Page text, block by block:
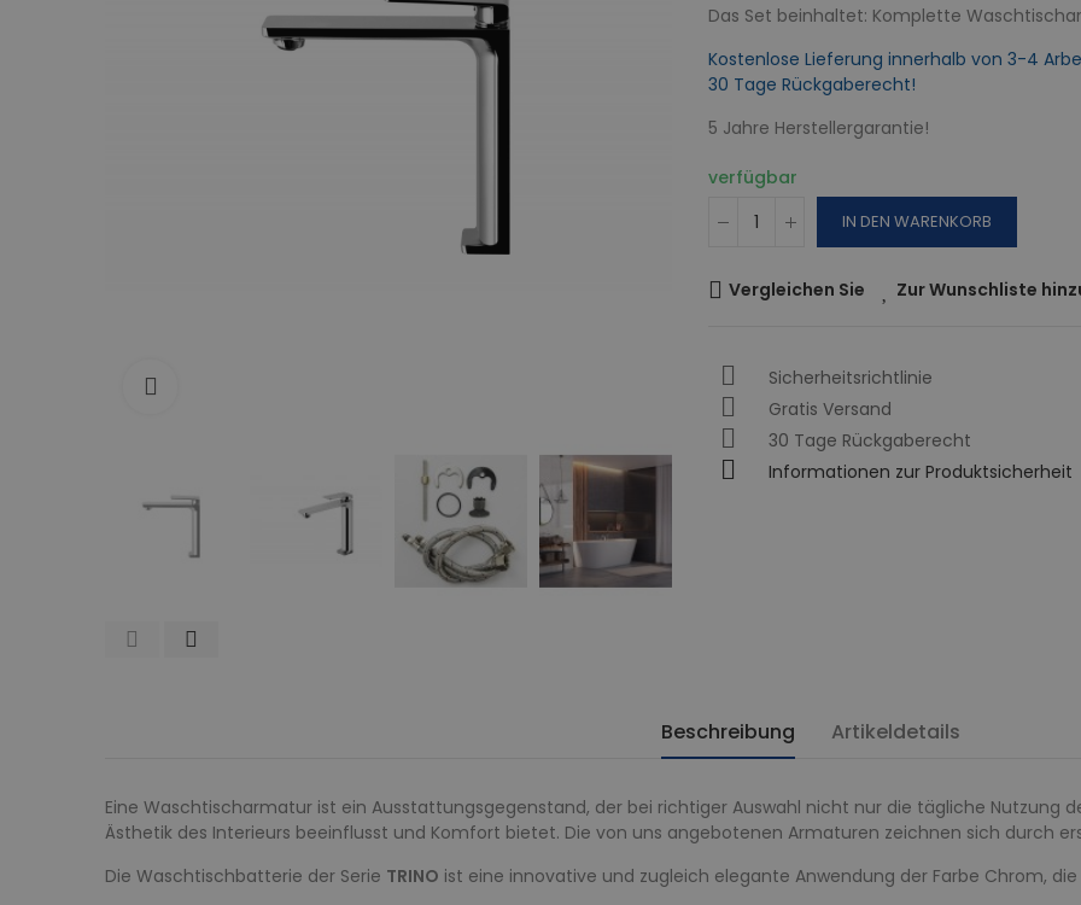
Das Set beinhaltet: Komplette
Kostenlose Lieferung innerhalb von 3-4
30 Tage Rückgaberecht!
5 Jahre Herstellergarantie!
verfügbar
IN DEN WARENKORB
Vergleichen Sie Zur Wunschliste
Sicherheitsrichtlinie
Gratis Versand
30 Tage Rückgaberecht
Informationen zur Produktsicherheit
Beschreibung Artikeldetails
Eine Waschtischarmatur ist ein Ausstattungsgegenstand, der bei richtiger Auswahl nicht nur die tägliche Nutzung
Ästhetik des Interieurs beeinflusst und Komfort bietet. Die von uns angebotenen Armaturen zeichnen sich durch
Die Waschtischbatterie der Serie TRINO ist eine innovative und zugleich elegante Anwendung der Farbe Chrom,